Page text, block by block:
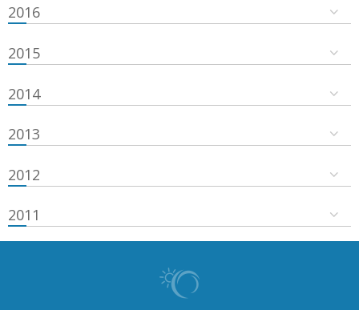
2016
2015
2014
2013
2012
2011